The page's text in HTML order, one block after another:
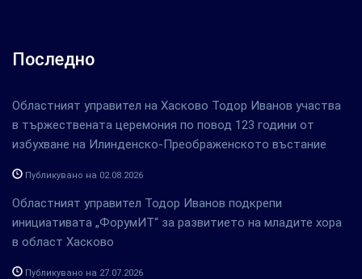
Последно
Областният управител на Хасково Тодор Иванов участва
в тържествената церемония по повод 123 години от
избухване на Илинденско-Преображенското въстание
Публикувано на 02.08.2026
Областният управител Тодор Иванов подкрепи
инициативата „ФорумИТ“ за развитието на младите хора
в област Хасково
Публикувано на 27.07.2026